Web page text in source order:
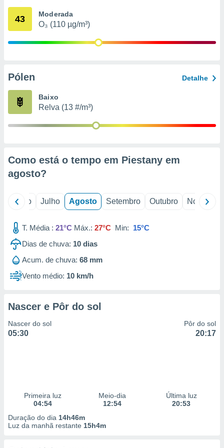
através
estudos
1199
43 Moderada
O₃ (110 µg/m³)
Pólen Detalhe
Baixo
Relva (13 #/m³)
Como está o tempo em Piestany em
agosto?
Junho Julho Agosto Setembro Outubro Novembro
T. Média : 21°C Máx.: 27°C Min: 15°C
Dias de chuva: 10 dias
Acum. de chuva: 68 mm
Vento médio: 10 km/h
Nascer e Pôr do sol
Nascer do sol
05:30
Pôr do sol
20:17
Primeira luz
04:54
Meio-dia
12:54
Última luz
20:53
Duração do dia 14h46m
Luz da manhã restante 15h4m